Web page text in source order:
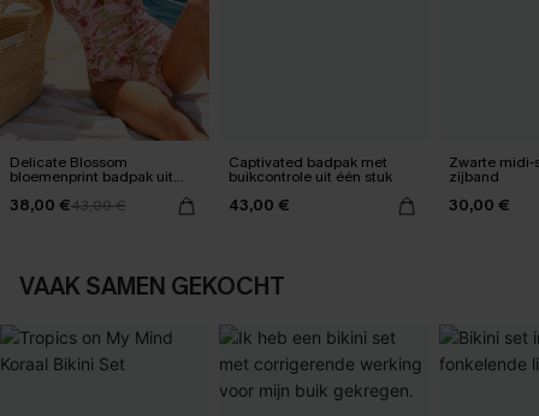
Delicate Blossom
bloemenprint badpak uit
38,00 €43,00 €
Captivated badpak met
buikcontrole uit één stuk
43,00 €
Zwarte midi-
zijband
30,00 €
VAAK SAMEN GEKOCHT